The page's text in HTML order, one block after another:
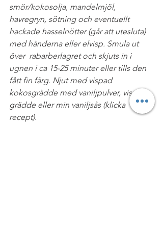
smör/kokosolja, mandelmjöl,
havregryn, sötning och eventuellt
hackade hasselnötter (går att utesluta)
med händerna eller elvisp. Smula ut
över  rabarberlagret och skjuts in i
ugnen i ca 15-25 minuter eller tills den
fått fin färg. Njut med vispad
kokosgrädde med vaniljpulver, vispad
grädde eller min vaniljsås (klicka här för
recept).